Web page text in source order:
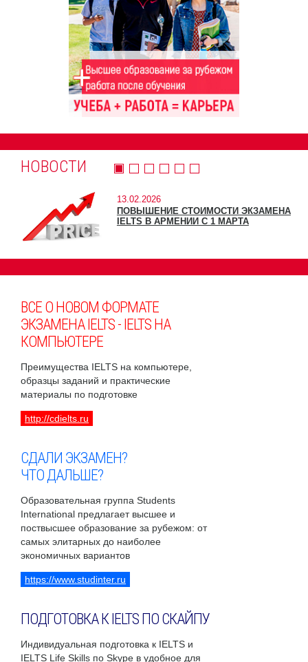
НОВОСТИ
13.02.2026
ПОВЫШЕНИЕ СТОИМОСТИ ЭКЗАМЕНА
IELTS В АРМЕНИИ С 1 МАРТА
ВСЕ О НОВОМ ФОРМАТЕ
ЭКЗАМЕНА IELTS - IELTS НА
КОМПЬЮТЕРЕ
Преимущества IELTS на компьютере,
образцы заданий и практические
материалы по подготовке
http://cdielts.ru
СДАЛИ ЭКЗАМЕН?
ЧТО ДАЛЬШЕ?
Образовательная группа Students
International предлагает высшее и
поствысшее образование за рубежом: от
самых элитарных до наиболее
экономичных вариантов
https://www.studinter.ru
ПОДГОТОВКА К IELTS ПО СКАЙПУ
Индивидуальная подготовка к IELTS и
IELTS Life Skills по Skype в удобное для